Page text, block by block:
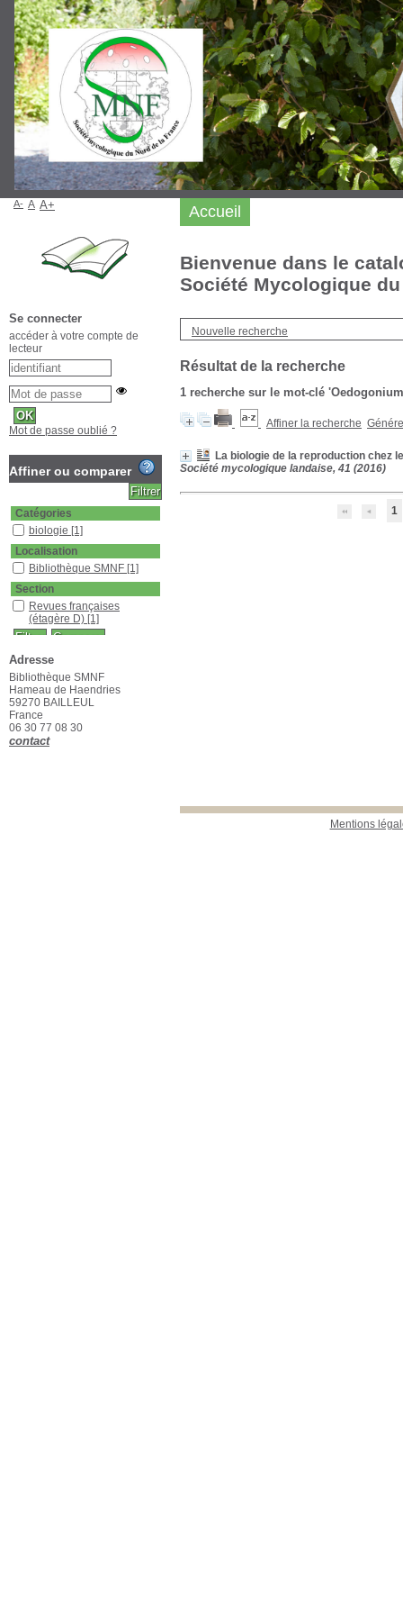
Bienvenue dans le
Société Mycologique
Nouvelle recherche
Résultat de la recherche
1 recherche sur le mot-clé
Affiner la recherche
La biologie de la reproduction chez
Société mycologique landaise, 41 (2016)
1
Mentions
Accueil
A- A A+
Se connecter
accéder à votre compte de
lecteur
Mot de passe oublié ?
Affiner ou comparer
Catégories
biologie [1]
Localisation
Bibliothèque SMNF [1]
Section
Revues françaises
(étagère D) [1]
Adresse
Bibliothèque SMNF
Hameau de Haendries
59270 BAILLEUL
France
06 30 77 08 30
contact